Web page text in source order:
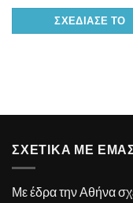
ΣΧΕΔΊΑΣΕ ΤΟ
ΣΧΕΤΙΚΑ ΜΕ
Με έδρα την Αθήνα